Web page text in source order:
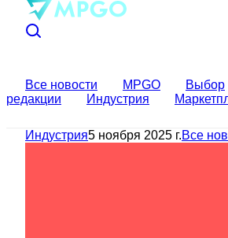
Все новости MPGO
Выбор
редакции
Индустрия
Индустрия5 ноября 2025 г.Все